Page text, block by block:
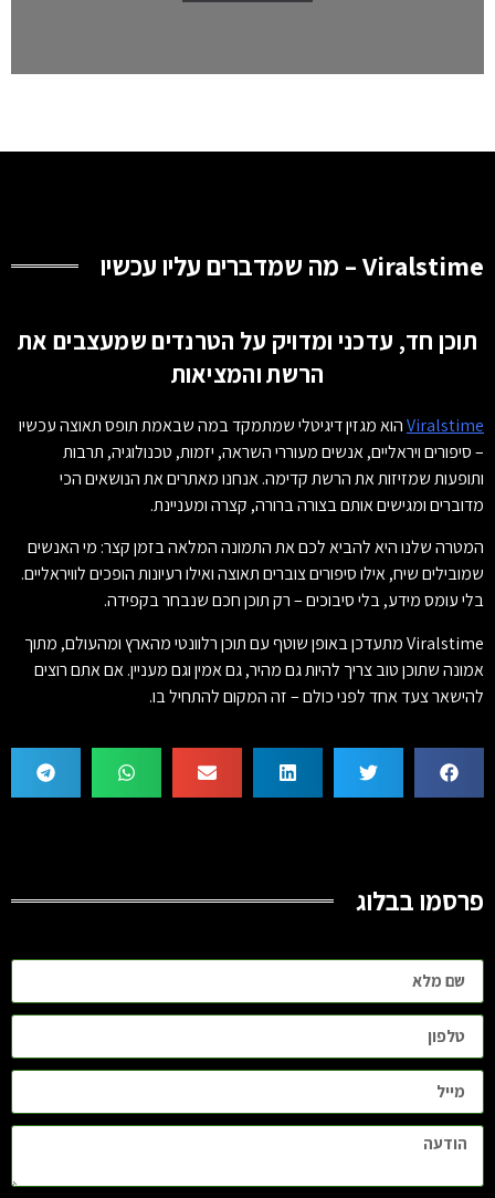
Viralstime – מה שמדברים עליו עכשיו
תוכן חד, עדכני ומדויק על הטרנדים שמעצבים את
הרשת והמציאות
Viralstimeהוא מגזין דיגיטלי שמתמקד במה שבאמת תופס תאוצה עכשיו
– סיפורים ויראליים, אנשים מעוררי השראה, יזמות, טכנולוגיה, תרבות
ותופעות שמזיזות את הרשת קדימה. אנחנו מאתרים את הנושאים הכי
מדוברים ומגישים אותם בצורה ברורה, קצרה ומעניינת.
המטרה שלנו היא להביא לכם את התמונה המלאה בזמן קצר: מי האנשים
שמובילים שיח, אילו סיפורים צוברים תאוצה ואילו רעיונות הופכים לוויראליים.
בלי עומס מידע, בלי סיבוכים – רק תוכן חכם שנבחר בקפידה.
Viralstime מתעדכן באופן שוטף עם תוכן רלוונטי מהארץ ומהעולם, מתוך
אמונה שתוכן טוב צריך להיות גם מהיר, גם אמין וגם מעניין. אם אתם רוצים
להישאר צעד אחד לפני כולם – זה המקום להתחיל בו.
פרסמו בבלוג